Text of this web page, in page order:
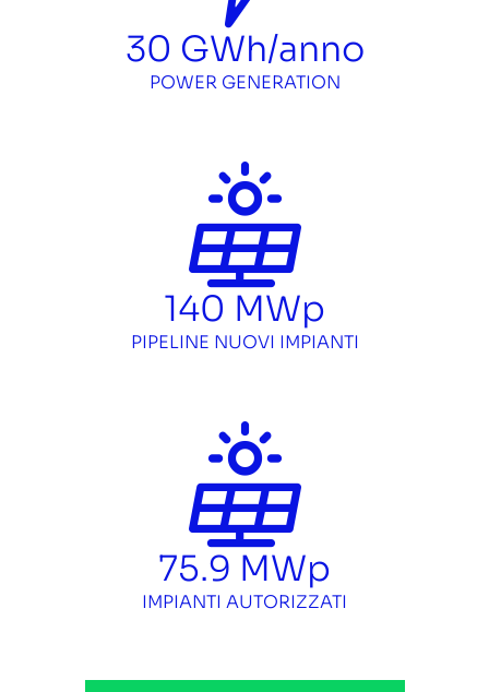
30 GWh/anno
POWER GENERATION
140 MWp
PIPELINE NUOVI IMPIANTI
75.9 MWp
IMPIANTI AUTORIZZATI